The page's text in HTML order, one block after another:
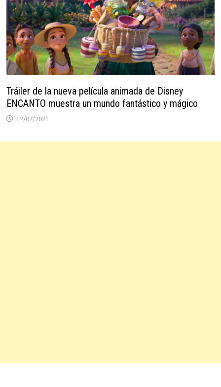
Tráiler de la nueva película animada de Disney
ENCANTO muestra un mundo fantástico y mágico
12/07/2021